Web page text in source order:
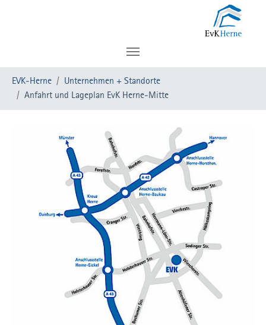
Sie sind hier:
EVK-Herne
Unternehmen + Standorte
Anfahrt und Lageplan EvK Herne-Mitte